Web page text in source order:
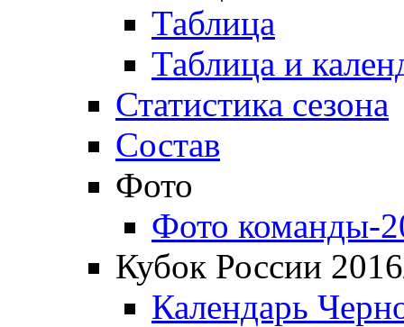
Таблица
Таблица и
Статистика сезона
Состав
Фото
Фото команды-
Кубок России
Календарь